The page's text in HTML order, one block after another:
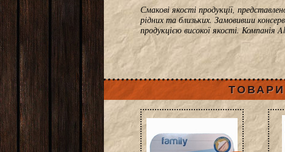
Смакові якості продукції,
рідних та близьких. Замовивши
продукцією високої якості. Компанія
ТОВАРИ